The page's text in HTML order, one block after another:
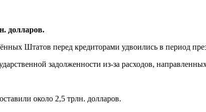
долларов.
Штатов перед кредиторами удвоились в период
задолженности из-за расходов,
около 2,5 трлн. долларов.